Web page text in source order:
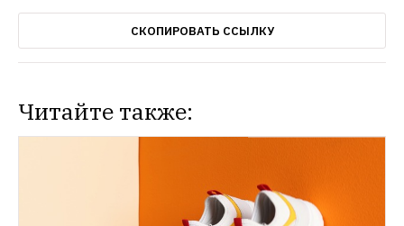
СКОПИРОВАТЬ ССЫЛКУ
Читайте также: